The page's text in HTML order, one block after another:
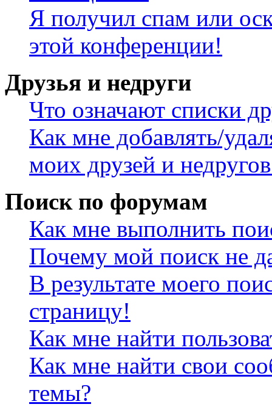
Я получил спам или
этой конференции!
Друзья и недруги
Что означают списки
Как мне добавлять/
моих друзей и
Поиск по форумам
Как мне выполнить
Почему мой поиск не
В результате моего
страницу!
Как мне найти
Как мне найти свои
темы?